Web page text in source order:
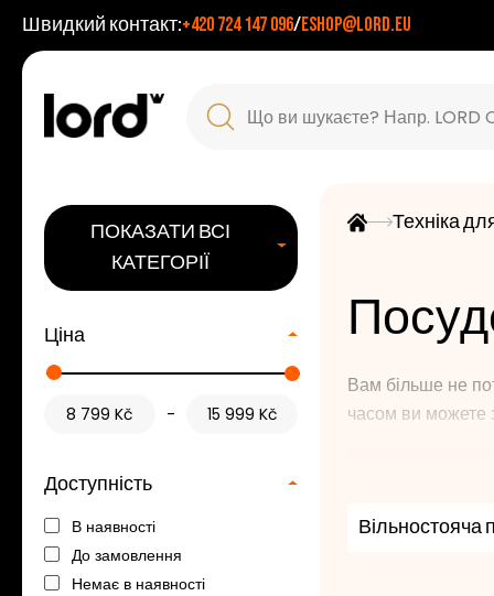
Швидкий контакт:+420 724 147 096/eshop@lord.eu
ПОКАЗАТИ ВСІ
КАТЕГОРІЇ
Ціна
-
Доступність
В наявності
До замовлення
Немає в наявності
Техніка
Вам більше не
часом ви можете
технологіями,